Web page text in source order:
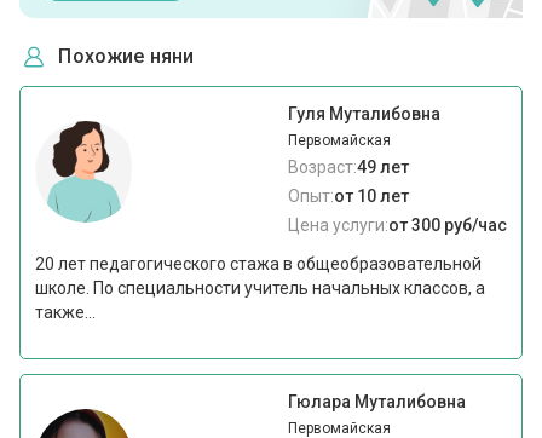
Похожие няни
Гуля Муталибовна
Первомайская
Возраст:49 лет
Опыт:от 10 лет
Цена услуги:от 300 руб/час
20 лет педагогического стажа в общеобразовательной
школе. По специальности учитель начальных классов, а
также...
Гюлара Муталибовна
Первомайская